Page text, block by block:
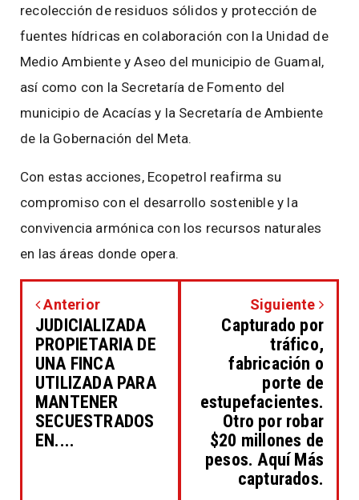
recolección de residuos sólidos y protección de
fuentes hídricas en colaboración con la Unidad de
Medio Ambiente y Aseo del municipio de Guamal,
así como con la Secretaría de Fomento del
municipio de Acacías y la Secretaría de Ambiente
de la Gobernación del Meta.
Con estas acciones, Ecopetrol reafirma su
compromiso con el desarrollo sostenible y la
convivencia armónica con los recursos naturales
en las áreas donde opera.
Anterior
JUDICIALIZADA
PROPIETARIA DE
UNA FINCA
UTILIZADA PARA
MANTENER
SECUESTRADOS
EN....
Siguiente
Capturado por
tráfico,
fabricación o
porte de
estupefacientes.
Otro por robar
$20 millones de
pesos. Aquí Más
capturados.